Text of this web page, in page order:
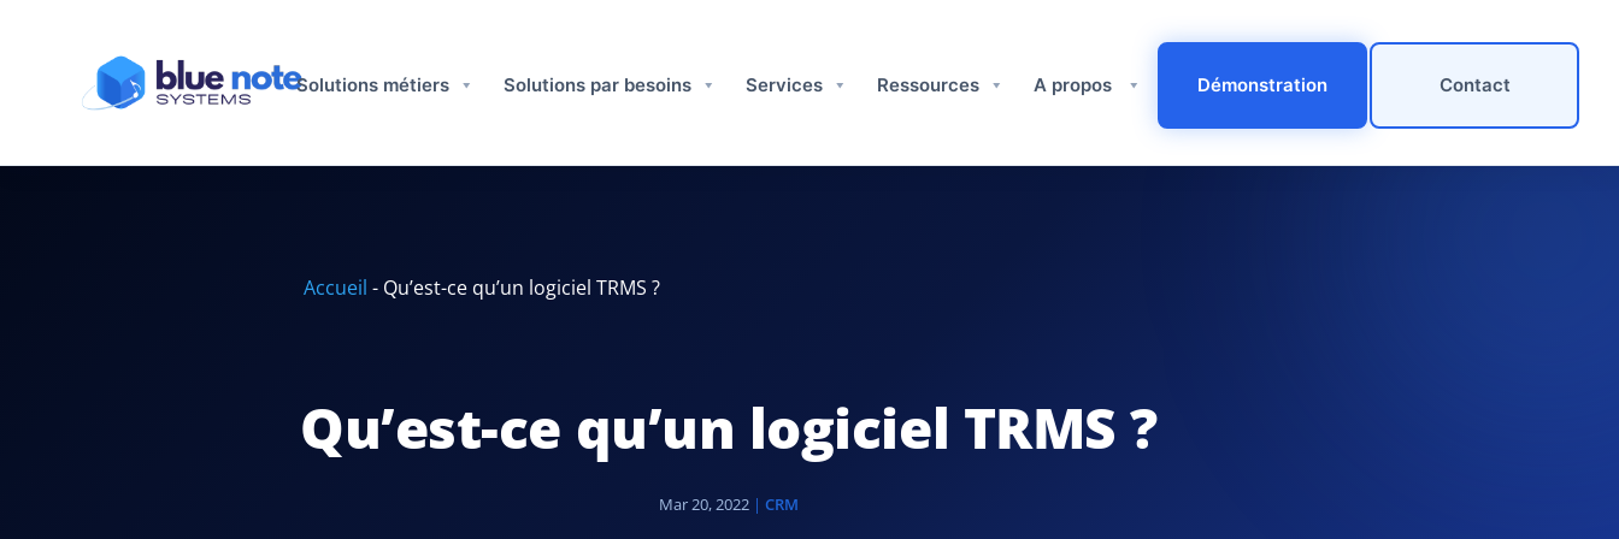
Solutions métiers​ Solutions par besoins Services Ressources A propos ​ Démonstration Contact
Accueil - Qu’est-ce qu’un logiciel TRMS ?
Qu’est-ce qu’un logiciel TRMS ?
Mar 20, 2022 | CRM